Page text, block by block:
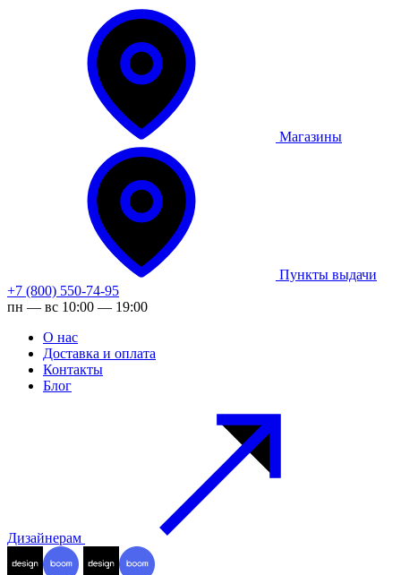
Магазины
Пункты выдачи
+7 (800) 550-74-95
пн — вс 10:00 — 19:00
О нас
Доставка и оплата
Контакты
Блог
Дизайнерам